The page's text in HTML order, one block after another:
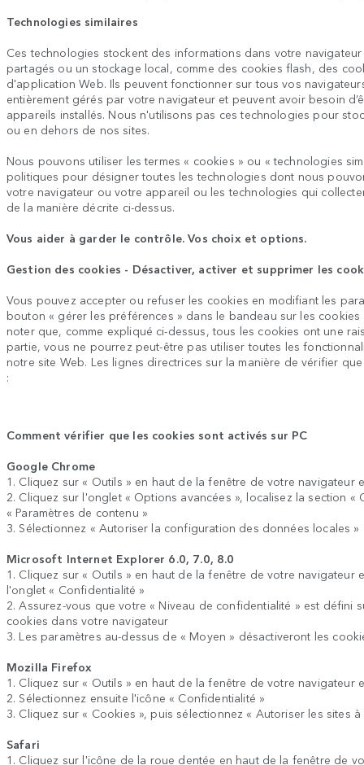
Technologies similaires
Ces technologies stockent des informations dans votre
partagés ou un stockage local, comme des cookies flash, des
d'application Web. Ils peuvent fonctionner sur tous vos
entièrement gérés par votre navigateur et peuvent avoir besoin
appareils installés. Nous n'utilisons pas ces technologies pour
ou en dehors de nos sites.
Nous pouvons utiliser les termes « cookies » ou « technologies
politiques pour désigner toutes les technologies dont nous
votre navigateur ou votre appareil ou les technologies qui
de la manière décrite ci-dessus.
Vous aider à garder le contrôle. Vos choix et options.
Gestion des cookies - Désactiver, activer et supprimer les
Vous pouvez accepter ou refuser les cookies en modifiant les
bouton « gérer les préférences » dans le bandeau sur les
noter que, comme expliqué ci-dessus, tous les cookies ont une
partie, vous ne pourrez peut-être pas utiliser toutes les
notre site Web. Les lignes directrices sur la manière de vérifier
:
Comment vérifier que les cookies sont activés sur PC
Google Chrome
1. Cliquez sur « Outils » en haut de la fenêtre de votre navigateur
2. Cliquez sur l'onglet « Options avancées », localisez la section
« Paramètres de contenu »
3. Sélectionnez « Autoriser la configuration des données locales »
Microsoft Internet Explorer 6.0, 7.0, 8.0
1. Cliquez sur « Outils » en haut de la fenêtre de votre navigateur
l'onglet « Confidentialité »
2. Assurez-vous que votre « Niveau de confidentialité » est défini
cookies dans votre navigateur
3. Les paramètres au-dessus de « Moyen » désactiveront les
Mozilla Firefox
1. Cliquez sur « Outils » en haut de la fenêtre de votre navigateur
2. Sélectionnez ensuite l'icône « Confidentialité »
3. Cliquez sur « Cookies », puis sélectionnez « Autoriser les sites
Safari
1. Cliquez sur l'icône de la roue dentée en haut de la fenêtre de